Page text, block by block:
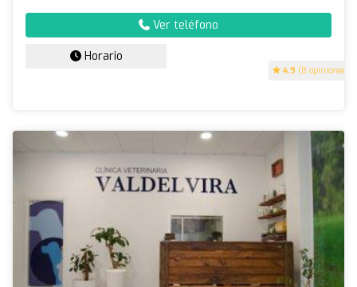
4.9 (8 opiniones)
Ver teléfono
Horario